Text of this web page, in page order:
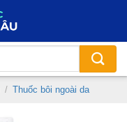
/ Thuốc bôi ngoài da